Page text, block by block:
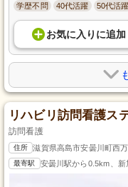
学歴不問 40代活躍 50代活躍
お気に入り に追加
リハビリ訪問看護ス
訪問看護
住所 滋賀県高島市安曇川町西
最寄駅 安曇川駅から0.5km、